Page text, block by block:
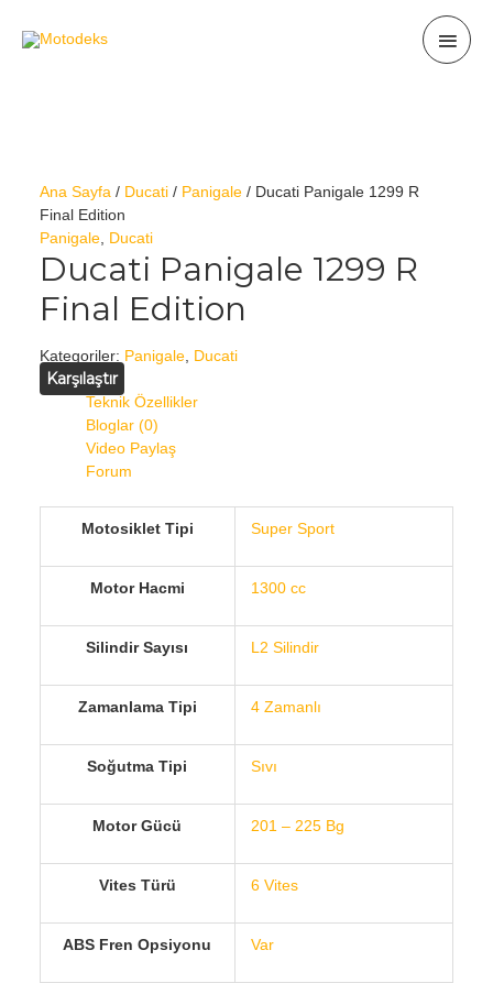
atla
Ana
Ana Sayfa / Ducati/ Panigale/ Ducati Panigale 1299 R
Final Edition
Panigale, Ducati
Ducati Panigale 1299 R
Final Edition
Kategoriler: Panigale, Ducati
Karşılaştır
Teknik Özellikler
Bloglar (0)
Video Paylaş
Forum
Motosiklet Tipi Super Sport
Motor Hacmi 1300 cc
Silindir Sayısı L2 Silindir
Zamanlama Tipi 4 Zamanlı
Soğutma Tipi Sıvı
Motor Gücü 201 – 225 Bg
Vites Türü 6 Vites
ABS Fren Opsiyonu Var